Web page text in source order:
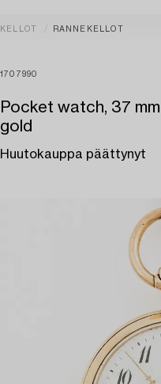
KELLOT RANNEKELLOT
1707990
Pocket watch, 37
gold
Huutokauppa päättynyt